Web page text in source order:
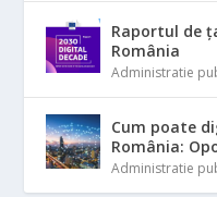
Raportul de
România
Administratie
Cum poate
România:
Administratie